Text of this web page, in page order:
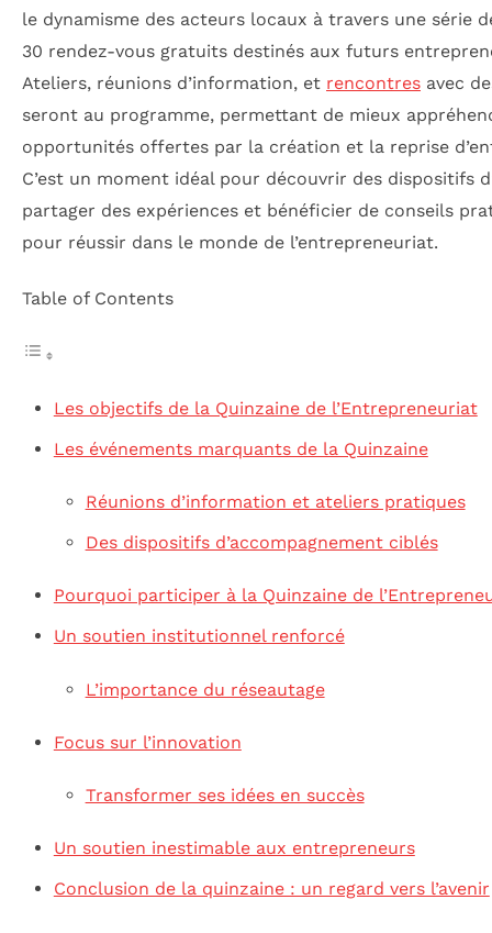
le dynamisme des acteurs locaux à travers une série
30 rendez-vous gratuits destinés aux futurs
Ateliers, réunions d’information, et rencontres avec
seront au programme, permettant de mieux
opportunités offertes par la création et la reprise
C’est un moment idéal pour découvrir des dispositifs
partager des expériences et bénéficier de conseils
pour réussir dans le monde de l’entrepreneuriat.
Table of Contents
Les objectifs de la Quinzaine de l’Entrepreneuriat
Les événements marquants de la Quinzaine
Réunions d’information et ateliers pratiques
Des dispositifs d’accompagnement ciblés
Pourquoi participer à la Quinzaine de
Un soutien institutionnel renforcé
L’importance du réseautage
Focus sur l’innovation
Transformer ses idées en succès
Un soutien inestimable aux entrepreneurs
Conclusion de la quinzaine : un regard vers l’avenir